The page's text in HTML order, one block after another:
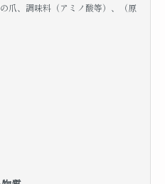
爪、調味料（アミノ酸等）、（原